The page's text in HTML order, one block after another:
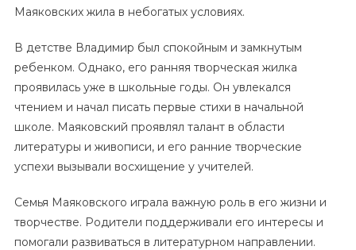
Маяковских жила в небогатых условиях.
В детстве Владимир был спокойным и замкнутым
ребенком. Однако, его ранняя творческая жилка
проявилась уже в школьные годы. Он увлекался
чтением и начал писать первые стихи в начальной
школе. Маяковский проявлял талант в области
литературы и живописи, и его ранние творческие
успехи вызывали восхищение у учителей.
Семья Маяковского играла важную роль в его жизни и
творчестве. Родители поддерживали его интересы и
помогали развиваться в литературном направлении.